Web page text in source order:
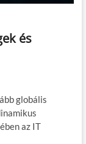
és
globális
az IT